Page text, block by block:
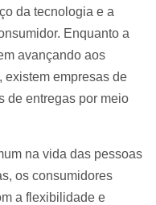
da tecnologia e a
Enquanto a
avançando aos
existem empresas de
de entregas por meio
na vida das pessoas
os consumidores
a flexibilidade e